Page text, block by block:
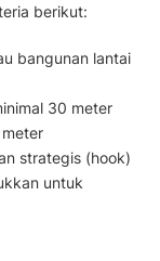
berikut:
bangunan lantai
30 meter
strategis (hook)
untuk